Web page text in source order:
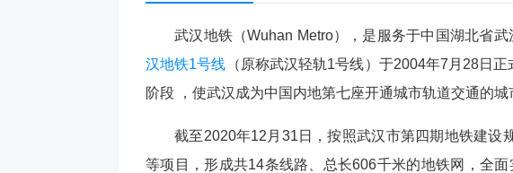
武汉地铁（Wuhan Metro），是服务于中国湖北省
汉地铁1号线 （原称武汉轻轨1号线）于2004年7月28日
阶段 ，使武汉成为中国内地第七座开通城市轨道交通的城
截至2020年12月31日，按照武汉市第四期地铁建设
等项目，形成共14条线路、总长606千米的地铁网，全